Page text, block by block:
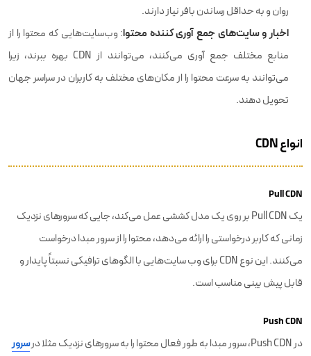
روان و به حداقل رساندن بافر نیاز دارند.
اخبار و سایت‌های جمع آوری کننده محتوا: وب‌سایت‌هایی که محتوا را از
منابع مختلف جمع‌ آوری می‌کنند، می‌توانند از CDN بهره ببرند، زیرا
می‌توانند به سرعت محتوا را از مکان‌های مختلف به کاربران در سراسر جهان
تحویل دهند.
انواع CDN
Pull CDN
یک Pull CDN بر روی یک مدل کششی عمل می‌کند، جایی که سرورهای نزدیک
زمانی که کاربر درخواستی را ارائه می‌دهد، محتوا را از سرور مبدا درخواست
می‌کنند. این نوع CDN برای وب سایت‌هایی با الگوهای ترافیکی نسبتاً پایدار و
قابل پیش بینی مناسب است.
Push CDN
در Push CDN، سرور مبدا به طور فعال محتوا را به سرورهای نزدیک مثلا در
سرور